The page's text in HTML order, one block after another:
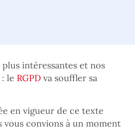
intéressantes et nos
le RGPD va souffler sa
en vigueur de ce texte
vous convions à un moment